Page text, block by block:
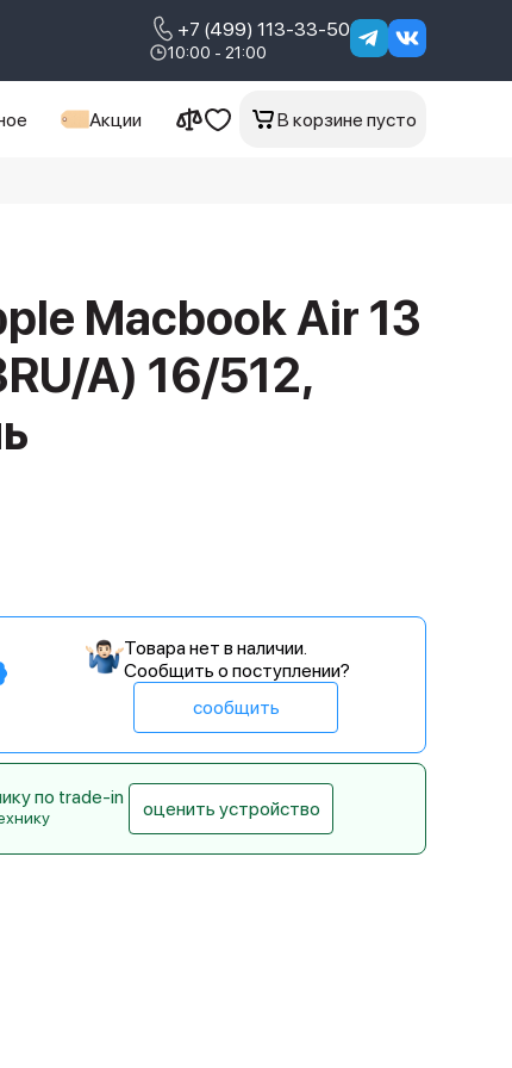
+7 (499) 113-33-50
10:00 - 21:00
Акции В корзине пусто
Macbook Air 13
A) 16/512,
Товара нет в наличии.
Сообщить о поступлении?
сообщить
по trade-in
оценить устройство